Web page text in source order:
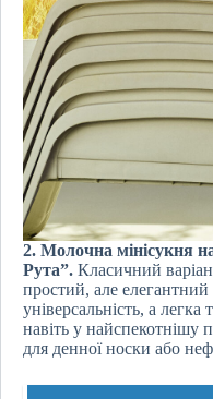
2. Молочна мінісукня
Рута”. Класичний
простий, але елегантний
універсальність, а
навіть у найспекотнішу
для денної носки або